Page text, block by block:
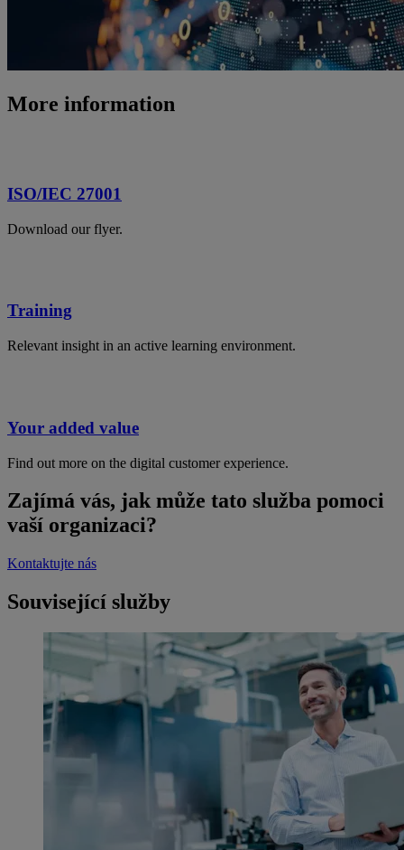
More information
ISO/IEC 27001
Download our flyer.
Training
Relevant insight in an active learning environment.
Your added value
Find out more on the digital customer experience.
Zajímá vás, jak může tato služba pomoci
vaší organizaci?
Kontaktujte nás
Související služby